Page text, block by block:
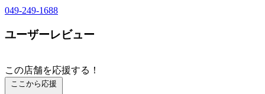
049-249-1688
ユーザーレビュー
この店舗を応援する！
ここから応援